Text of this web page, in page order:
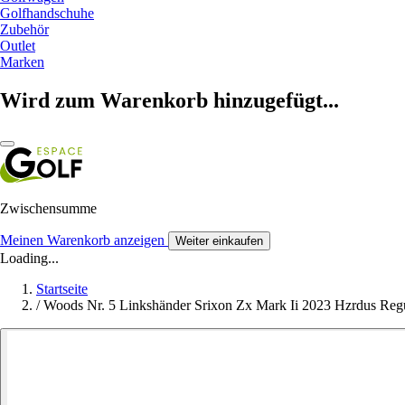
Golfhandschuhe
Zubehör
Outlet
Marken
Wird zum Warenkorb hinzugefügt...
Zwischensumme
Meinen Warenkorb anzeigen Weiter einkaufen
Loading...
Startseite
/ Woods Nr. 5 Linkshänder Srixon Zx Mark Ii 2023 Hzrdus